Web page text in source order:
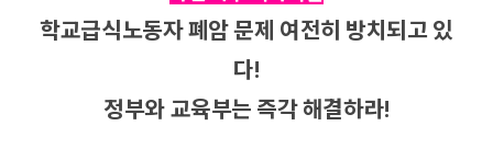
학교급식노동자 폐암 문제 여전히 방치되고 있
다!
정부와 교육부는 즉각 해결하라!